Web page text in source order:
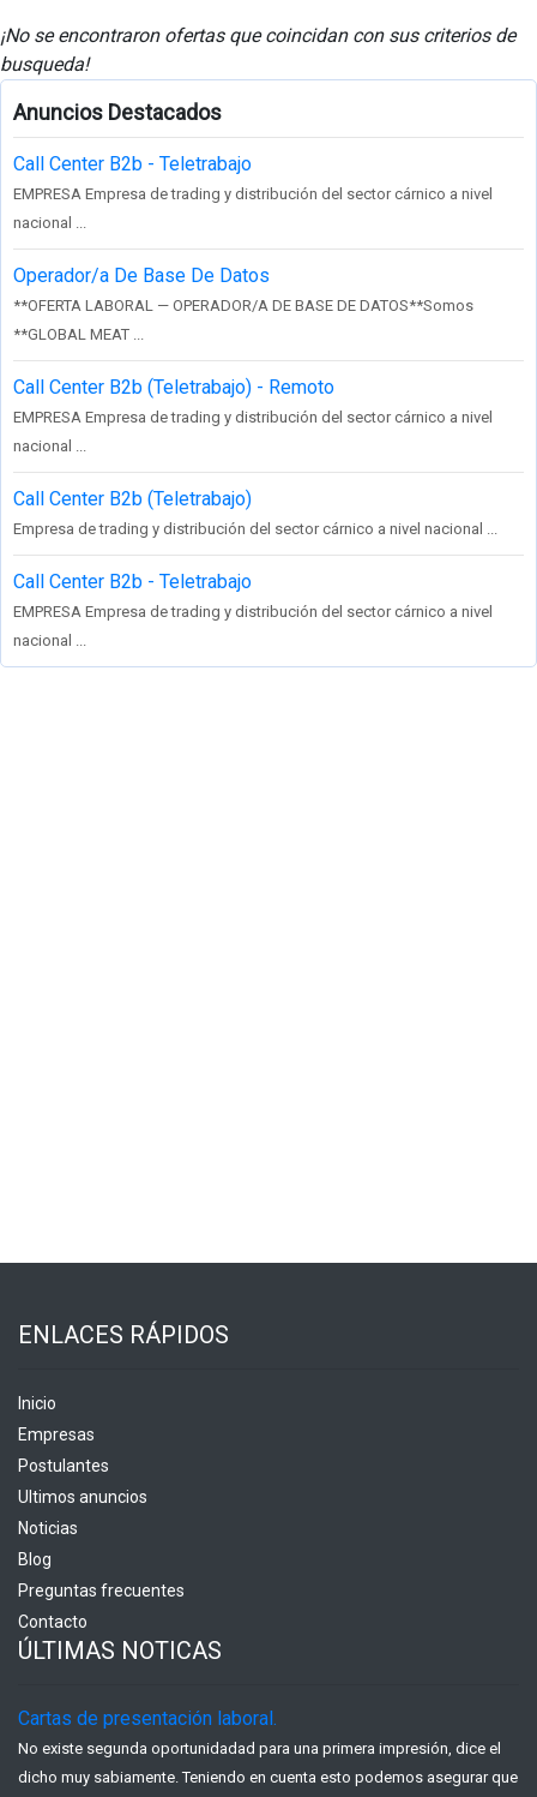
¡No se encontraron ofertas que coincidan con sus criterios de
busqueda!
Anuncios Destacados
Call Center B2b - Teletrabajo
EMPRESA Empresa de trading y distribución del sector cárnico a nivel
nacional ...
Operador/a De Base De Datos
**OFERTA LABORAL — OPERADOR/A DE BASE DE DATOS**Somos
**GLOBAL MEAT ...
Call Center B2b (Teletrabajo) - Remoto
EMPRESA Empresa de trading y distribución del sector cárnico a nivel
nacional ...
Call Center B2b (Teletrabajo)
Empresa de trading y distribución del sector cárnico a nivel nacional ...
Call Center B2b - Teletrabajo
EMPRESA Empresa de trading y distribución del sector cárnico a nivel
nacional ...
ENLACES RÁPIDOS
Inicio
Empresas
Postulantes
Ultimos anuncios
Noticias
Blog
Preguntas frecuentes
Contacto
ÚLTIMAS NOTICAS
Cartas de presentación laboral.
No existe segunda oportunidadad para una primera impresión, dice el
dicho muy sabiamente. Teniendo en cuenta esto podemos asegurar que